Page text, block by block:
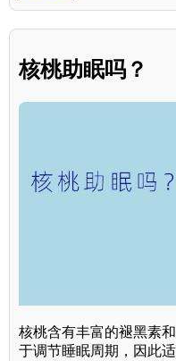
核桃助眠吗？
核桃含有丰富的褪黑素
于调节睡眠周期，因此